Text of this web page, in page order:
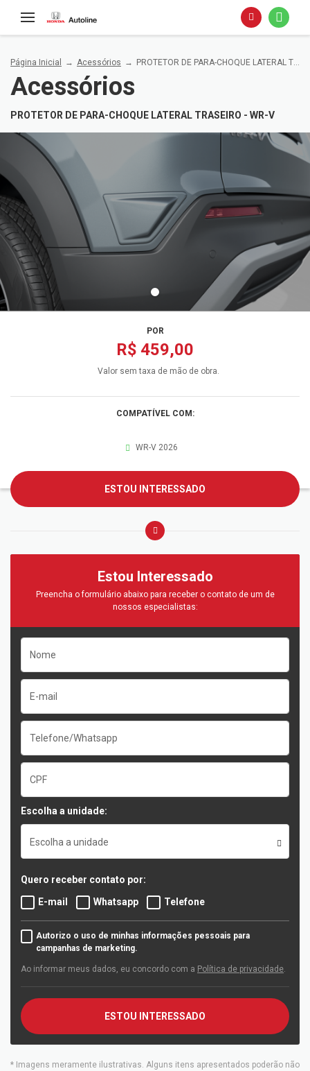
Página Inicial Acessórios PROTETOR DE PARA-CHOQUE LATERAL TRASEIRO - WR-V
Acessórios
PROTETOR DE PARA-CHOQUE LATERAL TRASEIRO - WR-V
POR
R$ 459,00
Valor sem taxa de mão de obra.
COMPATÍVEL COM:
WR-V 2026
ESTOU INTERESSADO
Estou Interessado
Preencha o formulário abaixo para receber o contato de um de
nossos especialistas:
Escolha a unidade:
Escolha a unidade
Quero receber contato por:
E-mail
Whatsapp Telefone
Autorizo o uso de minhas informações pessoais para
campanhas de marketing.
Ao informar meus dados, eu concordo com a Política de privacidade.
ESTOU INTERESSADO
* Imagens meramente ilustrativas. Alguns itens apresentados poderão não